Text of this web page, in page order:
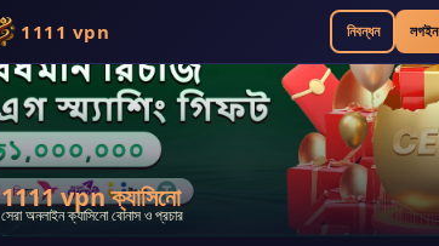
1111 vpn নিবন্ধন লগইন
1111 vpn ক্যাসিনো
সেরা অনলাইন ক্যাসিনো বোনাস ও প্রচার